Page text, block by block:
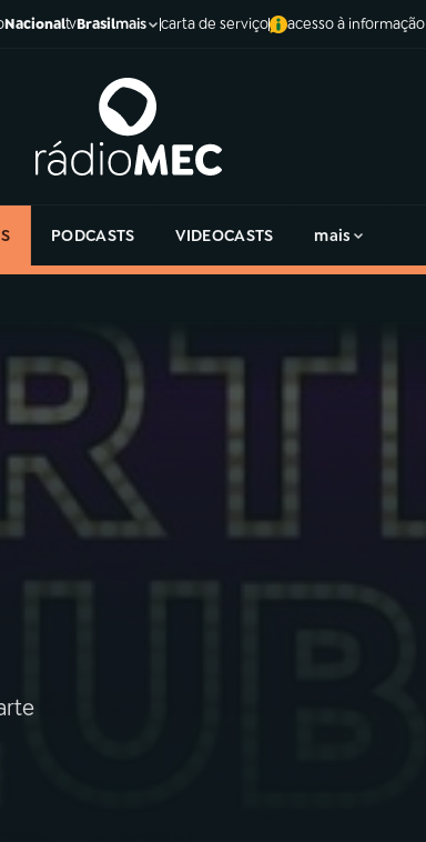
NacionaltvBrasilmais carta de serviço acesso à informação
PODCASTS VIDEOCASTS mais